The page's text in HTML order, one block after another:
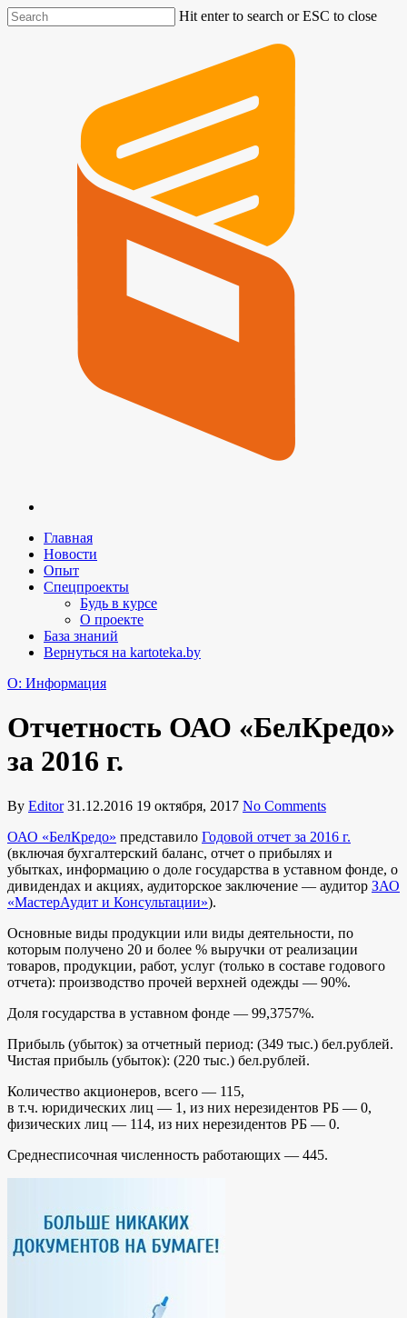
Hit enter to search or ESC to close
Главная
Новости
Опыт
Спецпроекты
Будь в курсе
О проекте
База знаний
Вернуться на kartoteka.by
O: Информация
Отчетность ОАО «БелКредо»
за 2016 г.
By Editor 31.12.2016 19 октября, 2017 No Comments
ОАО «БелКредо» представило Годовой отчет за 2016 г.
(включая бухгалтерский баланс, отчет о прибылях и
убытках, информацию о доле государства в уставном фонде, о
дивидендах и акциях, аудиторское заключение — аудитор ЗАО
«МастерАудит и Консультации»).
Основные виды продукции или виды деятельности, по
которым получено 20 и более % выручки от реализации
товаров, продукции, работ, услуг (только в составе годового
отчета): производство прочей верхней одежды — 90%.
Доля государства в уставном фонде — 99,3757%.
Прибыль (убыток) за отчетный период: (349 тыс.) бел.рублей.
Чистая прибыль (убыток): (220 тыс.) бел.рублей.
Количество акционеров, всего — 115,
в т.ч. юридических лиц — 1, из них нерезидентов РБ — 0,
физических лиц — 114, из них нерезидентов РБ — 0.
Среднесписочная численность работающих — 445.